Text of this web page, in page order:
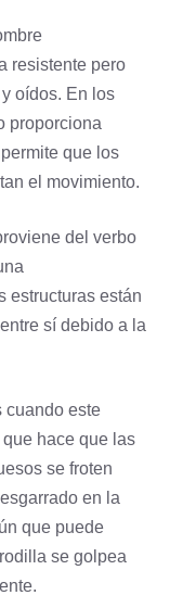
resistente pero
oídos. En los
proporciona
que los
el movimiento.
del verbo
estructuras están
sí debido a la
cuando este
hace que las
se froten
en la
que puede
se golpea